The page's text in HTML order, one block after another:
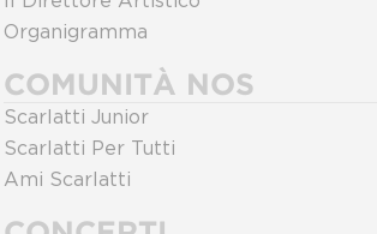
Organigramma
COMUNITÀ NOS
Scarlatti Junior
Scarlatti Per Tutti
Ami Scarlatti